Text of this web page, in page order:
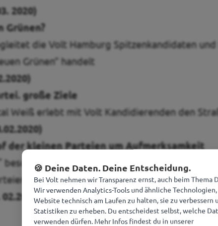
2020)
Grünen?
die Volt Hamburg Spitzenkandidaten
Grünen” handelt
große Ziele
Weiß erlebt mit Volt Kandidierenden den
der kleinen Parteien um Aufmerksamkeit
beschreibt Volts best-practice Politikprinzip
🍪 Deine Daten. Deine Entscheidung.
Bei Volt nehmen wir Transparenz ernst, auch beim Thema
Wir verwenden Analytics-Tools und ähnliche
Website technisch am Laufen zu halten, sie zu verbessern
Statistiken zu erheben. Du entscheidest selbst, welche
verwenden dürfen. Mehr Infos findest du in unserer